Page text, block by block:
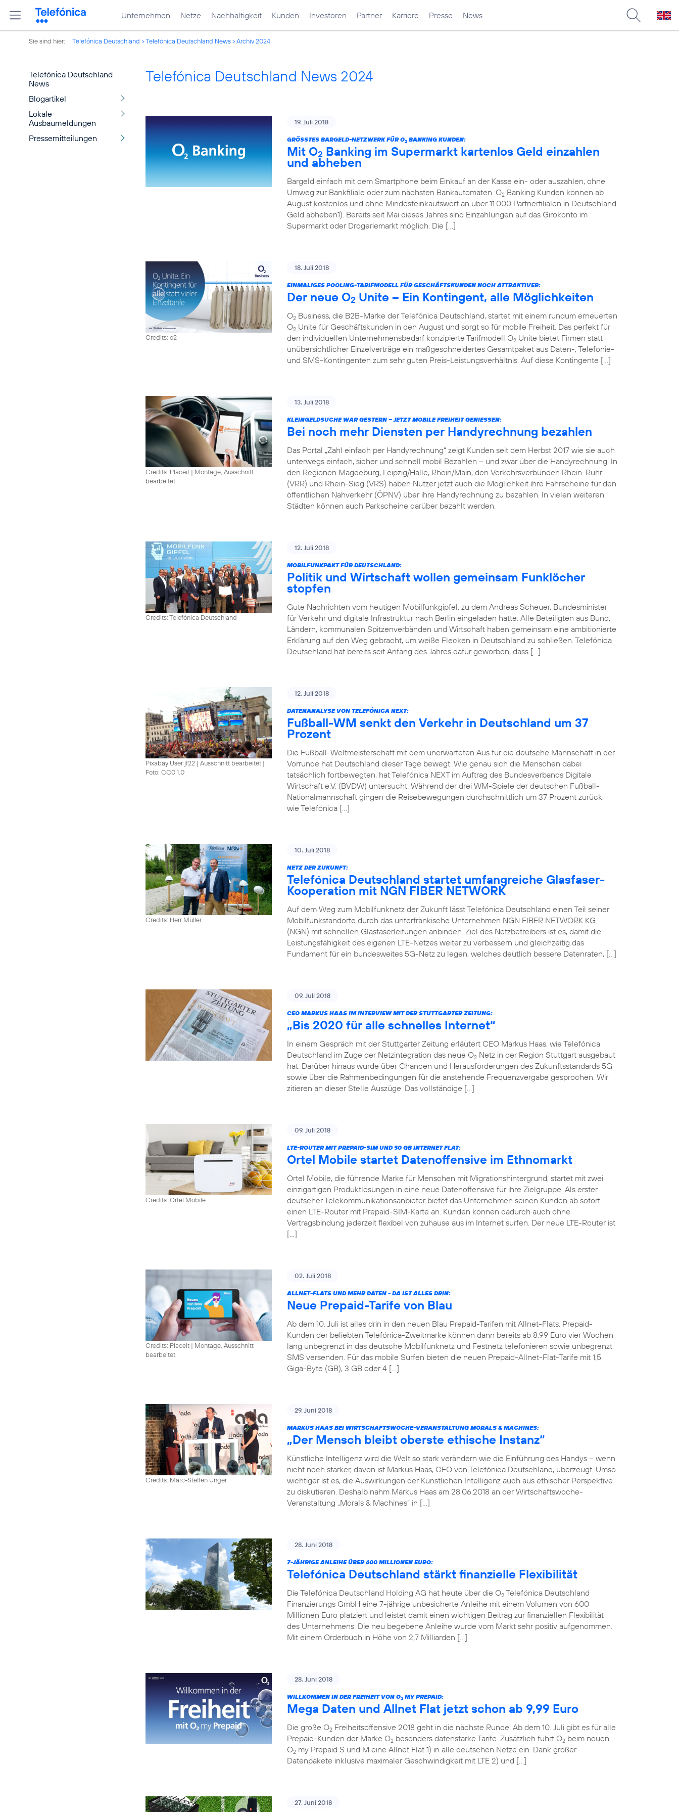
Unternehmen Netze Nachhaltigkeit Kunden Investoren Partner Karriere Presse News
Sie sind hier: Telefónica Deutschland Telefónica Deutschland News Archiv 2024
Telefónica Deutschland
News
Blogartikel
Lokale
Ausbaumeldungen
Pressemitteilungen
Telefónica Deutschland News 2024
19. Juli 2018
GRÖSSTES BARGELD-NETZWERK FÜR O 2 BANKING KUNDEN:
Mit O2 Banking im Supermarkt kartenlos Geld einzahlen
und abheben
Bargeld einfach mit dem Smartphone beim Einkauf an der Kasse ein- oder auszahlen, ohne
Umweg zur Bankfiliale oder zum nächsten Bankautomaten. O2 Banking Kunden können ab
August kostenlos und ohne Mindesteinkaufswert an über 11.000 Partnerfilialen in Deutschland
Geld abheben1). Bereits seit Mai dieses Jahres sind Einzahlungen auf das Girokonto im
Supermarkt oder Drogeriemarkt möglich. Die […]
Credits: o2
18. Juli 2018
EINMALIGES POOLING-TARIFMODELL FÜR GESCHÄFTSKUNDEN NOCH ATTRAKTIVER:
Der neue O2 Unite – Ein Kontingent, alle Möglichkeiten
O2 Business, die B2B-Marke der Telefónica Deutschland, startet mit einem rundum erneuerten
O2 Unite für Geschäftskunden in den August und sorgt so für mobile Freiheit. Das perfekt für
den individuellen Unternehmensbedarf konzipierte Tarifmodell O2 Unite bietet Firmen statt
unübersichtlicher Einzelverträge ein maßgeschneidertes Gesamtpaket aus Daten-, Telefonie-
und SMS-Kontingenten zum sehr guten Preis-Leistungsverhältnis. Auf diese Kontingente […]
Credits: Placeit | Montage, Ausschnitt
bearbeitet
13. Juli 2018
KLEINGELDSUCHE WAR GESTERN – JETZT MOBILE FREIHEIT GENIESSEN:
Bei noch mehr Diensten per Handyrechnung bezahlen
Das Portal „Zahl einfach per Handyrechnung“ zeigt Kunden seit dem Herbst 2017 wie sie auch
unterwegs einfach, sicher und schnell mobil Bezahlen – und zwar über die Handyrechnung. In
den Regionen Magdeburg, Leipzig/Halle, Rhein/Main, den Verkehrsverbünden Rhein-Ruhr
(VRR) und Rhein-Sieg (VRS) haben Nutzer jetzt auch die Möglichkeit ihre Fahrscheine für den
öffentlichen Nahverkehr (ÖPNV) über ihre Handyrechnung zu bezahlen. In vielen weiteren
Städten können auch Parkscheine darüber bezahlt werden.
Credits: Telefónica Deutschland
12. Juli 2018
MOBILFUNKPAKT FÜR DEUTSCHLAND:
Politik und Wirtschaft wollen gemeinsam Funklöcher
stopfen
Gute Nachrichten vom heutigen Mobilfunkgipfel, zu dem Andreas Scheuer, Bundesminister
für Verkehr und digitale Infrastruktur nach Berlin eingeladen hatte: Alle Beteiligten aus Bund,
Ländern, kommunalen Spitzenverbänden und Wirtschaft haben gemeinsam eine ambitionierte
Erklärung auf den Weg gebracht, um weiße Flecken in Deutschland zu schließen. Telefónica
Deutschland hat bereits seit Anfang des Jahres dafür geworben, dass […]
Pixabay User jf22 | Ausschnitt bearbeitet |
Foto: CC0 1.0
12. Juli 2018
DATENANALYSE VON TELEFÓNICA NEXT:
Fußball-WM senkt den Verkehr in Deutschland um 37
Prozent
Die Fußball-Weltmeisterschaft mit dem unerwarteten Aus für die deutsche Mannschaft in der
Vorrunde hat Deutschland dieser Tage bewegt. Wie genau sich die Menschen dabei
tatsächlich fortbewegten, hat Telefónica NEXT im Auftrag des Bundesverbands Digitale
Wirtschaft e.V. (BVDW) untersucht. Während der drei WM-Spiele der deutschen Fußball-
Nationalmannschaft gingen die Reisebewegungen durchschnittlich um 37 Prozent zurück,
wie Telefónica […]
Credits: Herr Müller
10. Juli 2018
NETZ DER ZUKUNFT:
Telefónica Deutschland startet umfangreiche Glasfaser-
Kooperation mit NGN FIBER NETWORK
Auf dem Weg zum Mobilfunknetz der Zukunft lässt Telefónica Deutschland einen Teil seiner
Mobilfunkstandorte durch das unterfränkische Unternehmen NGN FIBER NETWORK KG
(NGN) mit schnellen Glasfaserleitungen anbinden. Ziel des Netzbetreibers ist es, damit die
Leistungsfähigkeit des eigenen LTE-Netzes weiter zu verbessern und gleichzeitig das
Fundament für ein bundesweites 5G-Netz zu legen, welches deutlich bessere Datenraten, […]
09. Juli 2018
CEO MARKUS HAAS IM INTERVIEW MIT DER STUTTGARTER ZEITUNG:
„Bis 2020 für alle schnelles Internet“
In einem Gespräch mit der Stuttgarter Zeitung erläutert CEO Markus Haas, wie Telefónica
Deutschland im Zuge der Netzintegration das neue O2 Netz in der Region Stuttgart ausgebaut
hat. Darüber hinaus wurde über Chancen und Herausforderungen des Zukunftsstandards 5G
sowie über die Rahmenbedingungen für die anstehende Frequenzvergabe gesprochen. Wir
zitieren an dieser Stelle Auszüge. Das vollständige […]
Credits: Ortel Mobile
09. Juli 2018
LTE-ROUTER MIT PREPAID-SIM UND 50 GB INTERNET FLAT:
Ortel Mobile startet Datenoffensive im Ethnomarkt
Ortel Mobile, die führende Marke für Menschen mit Migrationshintergrund, startet mit zwei
einzigartigen Produktlösungen in eine neue Datenoffensive für ihre Zielgruppe. Als erster
deutscher Telekommunikationsanbieter bietet das Unternehmen seinen Kunden ab sofort
einen LTE-Router mit Prepaid-SIM-Karte an. Kunden können dadurch auch ohne
Vertragsbindung jederzeit flexibel von zuhause aus im Internet surfen. Der neue LTE-Router ist
[…]
Credits: Placeit | Montage, Ausschnitt
bearbeitet
02. Juli 2018
ALLNET-FLATS UND MEHR DATEN - DA IST ALLES DRIN:
Neue Prepaid-Tarife von Blau
Ab dem 10. Juli ist alles drin in den neuen Blau Prepaid-Tarifen mit Allnet-Flats. Prepaid-
Kunden der beliebten Telefónica-Zweitmarke können dann bereits ab 8,99 Euro vier Wochen
lang unbegrenzt in das deutsche Mobilfunknetz und Festnetz telefonieren sowie unbegrenzt
SMS versenden. Für das mobile Surfen bieten die neuen Prepaid-Allnet-Flat-Tarife mit 1,5
Giga-Byte (GB), 3 GB oder 4 […]
Credits: Marc-Steffen Unger
29. Juni 2018
MARKUS HAAS BEI WIRTSCHAFTSWOCHE-VERANSTALTUNG MORALS & MACHINES:
„Der Mensch bleibt oberste ethische Instanz“
Künstliche Intelligenz wird die Welt so stark verändern wie die Einführung des Handys – wenn
nicht noch stärker, davon ist Markus Haas, CEO von Telefónica Deutschland, überzeugt. Umso
wichtiger ist es, die Auswirkungen der Künstlichen Intelligenz auch aus ethischer Perspektive
zu diskutieren. Deshalb nahm Markus Haas am 28.06.2018 an der Wirtschaftswoche-
Veranstaltung „Morals & Machines“ in […]
28. Juni 2018
7-JÄHRIGE ANLEIHE ÜBER 600 MILLIONEN EURO:
Telefónica Deutschland stärkt finanzielle Flexibilität
Die Telefónica Deutschland Holding AG hat heute über die O2 Telefónica Deutschland
Finanzierungs GmbH eine 7-jährige unbesicherte Anleihe mit einem Volumen von 600
Millionen Euro platziert und leistet damit einen wichtigen Beitrag zur finanziellen Flexibilität
des Unternehmens. Die neu begebene Anleihe wurde vom Markt sehr positiv aufgenommen.
Mit einem Orderbuch in Höhe von 2,7 Milliarden […]
28. Juni 2018
WILLKOMMEN IN DER FREIHEIT VON O2 MY PREPAID:
Mega Daten und Allnet Flat jetzt schon ab 9,99 Euro
Die große O2 Freiheitsoffensive 2018 geht in die nächste Runde: Ab dem 10. Juli gibt es für alle
Prepaid-Kunden der Marke O2 besonders datenstarke Tarife. Zusätzlich führt O2 beim neuen
O2 my Prepaid S und M eine Allnet Flat 1) in alle deutschen Netze ein. Dank großer
Datenpakete inklusive maximaler Geschwindigkeit mit LTE 2) und […]
27. Juni 2018